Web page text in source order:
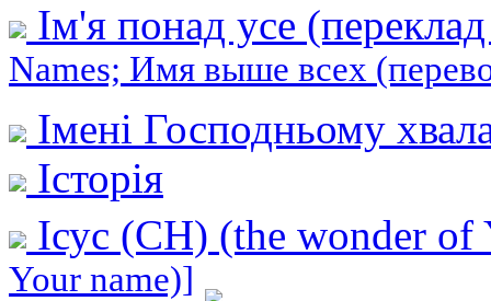
Ім'я понад усе
Names; Имя выше всех
Імені Господньому
Історія
Ісус (СН) (the wonder of
Your name)]